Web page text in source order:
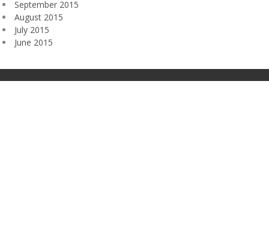
September 2015
August 2015
July 2015
June 2015